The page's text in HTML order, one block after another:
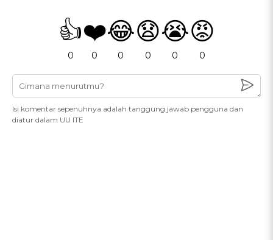
👍
0
❤️
0
😂
0
😧
0
😭
0
😡
0
Isi komentar sepenuhnya adalah tanggung jawab pengguna dan
diatur dalam UU ITE